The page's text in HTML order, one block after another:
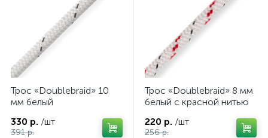
Трос «Doublebraid» 10
мм белый
330 р. /шт
391 р.
Трос «Doublebraid» 8 мм
белый с красной нитью
220 р. /шт
256 р.